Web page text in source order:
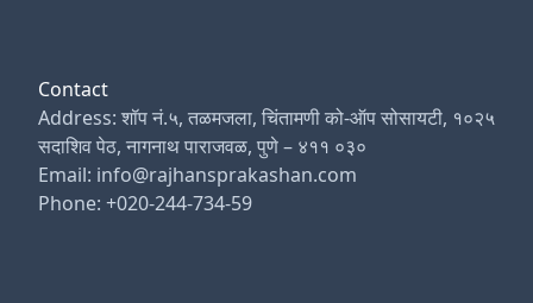
Contact
Address: शॉप नं.५, तळमजला, चिंतामणी को-ऑप सोसायटी, १०२५
सदाशिव पेठ, नागनाथ पाराजवळ, पुणे – ४११ ०३०
Email: info@rajhansprakashan.com
Phone: +020-244-734-59